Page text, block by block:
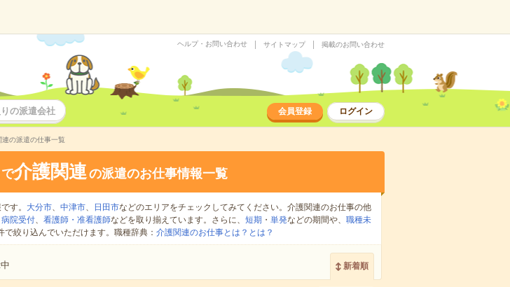
ヘルプ・お問い合わせ サイトマップ 掲載のお問い合わせ
の派遣会社 会員登録 ログイン
連の派遣の仕事一覧
で介護関連の派遣のお仕事情報一覧
す。 大分市、 中津市、 日田市などのエリアをチェックしてみてください。介護関連のお仕事の他
院受付、 看護師・准看護師などを取り揃えています。さらに、 短期 ・ 単発などの期間や、 職種未
で絞り込んでいただけます。職種辞典： 介護関連のお仕事とは？とは？
新着順